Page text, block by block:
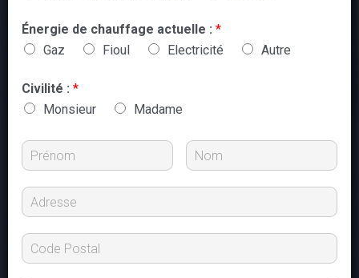
Énergie de chauffage actuelle : *
Gaz
Fioul Electricité Autre
Civilité : *
Monsieur
Madame